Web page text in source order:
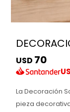
USD 70
La Decoración
pieza